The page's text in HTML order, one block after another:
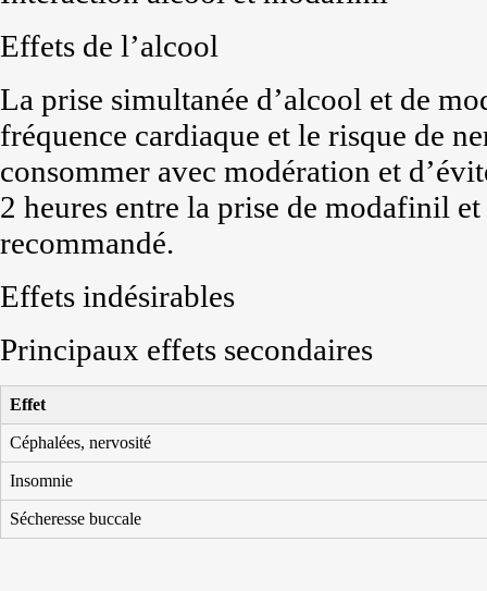
Effets de l’alcool
La prise simultanée d’alcool et de
fréquence cardiaque et le risque de
consommer avec modération et
2 heures entre la prise de modafinil
recommandé.
Effets indésirables
Principaux effets secondaires
Effet
Céphalées, nervosité
Insomnie
Sécheresse buccale